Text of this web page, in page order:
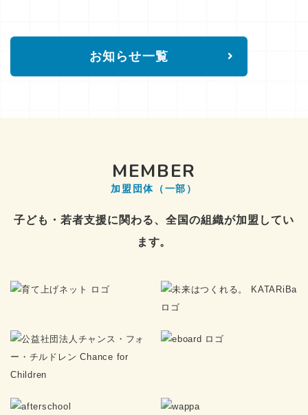
お知らせ一覧
MEMBER
加盟団体（一部）
子ども・若者支援に関わる、全国の組織が加盟してい
ます。